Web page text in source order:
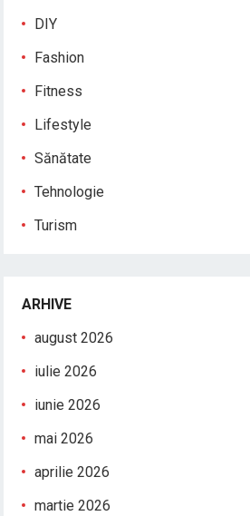
DIY
Fashion
Fitness
Lifestyle
Sănătate
Tehnologie
Turism
ARHIVE
august 2026
iulie 2026
iunie 2026
mai 2026
aprilie 2026
martie 2026